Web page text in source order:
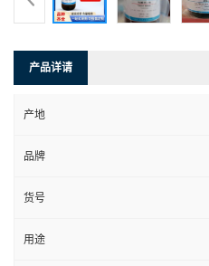
产品详请
产地
品牌
货号
用途